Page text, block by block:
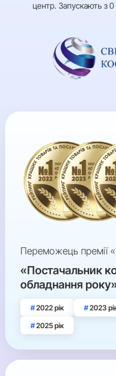
центр. Запускають з 0
Переможець премії
«Постачальник
обладнання
2022 рік 2023
2025 рік